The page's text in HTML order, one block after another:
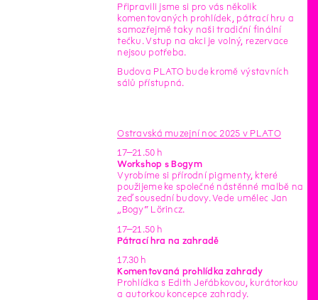
Připravili jsme si pro vás několik
komentovaných prohlídek, pátrací hru a
samozřejmě taky naši tradiční finální
tečku. Vstup na akci je volný, rezervace
nejsou potřeba.
Budova PLATO bude kromě výstavních
sálů přístupná.
Ostravská muzejní noc 2025 v PLATO
17–21.50 h
Workshop s Bogym
Vyrobíme si přírodní pigmenty, které
použijeme ke společné nástěnné malbě na
zeď sousední budovy. Vede umělec Jan
„Bogy“ Lörincz.
17–21.50 h
Pátrací hra na zahradě
17.30 h
Komentovaná prohlídka zahrady
Prohlídka s Edith Jeřábkovou, kurátorkou
a autorkou koncepce zahrady.